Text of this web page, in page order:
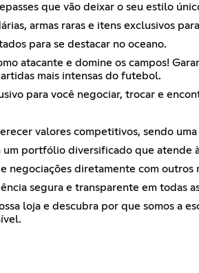
que vão deixar o seu estilo
armas raras e itens exclusivos
para se destacar no oceano.
atacante e domine os campos!
mais intensas do futebol.
para você negociar, trocar e
valores competitivos, sendo
portfólio diversificado que atende
negociações diretamente com outros
segura e transparente em todas
loja e descubra por que somos a